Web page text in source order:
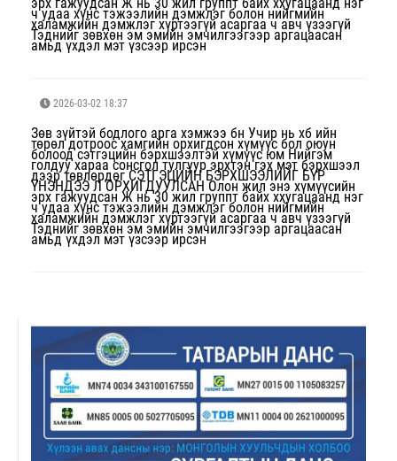
эрх гажуудсан Ж нь 30 жил группт байх ххугацаанд нэг
ч удаа хүнс тэжээлийн дэмжлэг болон нийгмийн
халамжийн дэмжлэг хүртээгүй асаргаа ч авч үзээгүй
Тэднийг зөвхөн эм эмийн эмчилгээгээр аргацаасан
амьд үхдэл мэт үзсээр ирсэн
2026-03-02 18:37
Зөв зүйтэй бодлого арга хэмжээ бн Учир нь хб ийн
төрөл дотроос хамгийн орхигдсон хүмүүс бол оюун
болоод сэтгэцийн бэрхшээлтэй хүмүүс юм Нийгэм
голдуу хараа сонсгол тулгуур эрхтэн гэх мэт бэрхшээл
дээр төвлөрдөг СЭТГЭЦИЙН БЭРХШЭЭЛИЙГ БҮР
ҮНЭНДЭЭ Л ОРХИГДУУЛСАН Олон жил энэ хүмүүсийн
эрх гажуудсан Ж нь 30 жил группт байх ххугацаанд нэг
ч удаа хүнс тэжээлийн дэмжлэг болон нийгмийн
халамжийн дэмжлэг хүртээгүй асаргаа ч авч үзээгүй
Тэднийг зөвхөн эм эмийн эмчилгээгээр аргацаасан
амьд үхдэл мэт үзсээр ирсэн